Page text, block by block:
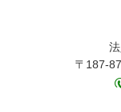
〒187-